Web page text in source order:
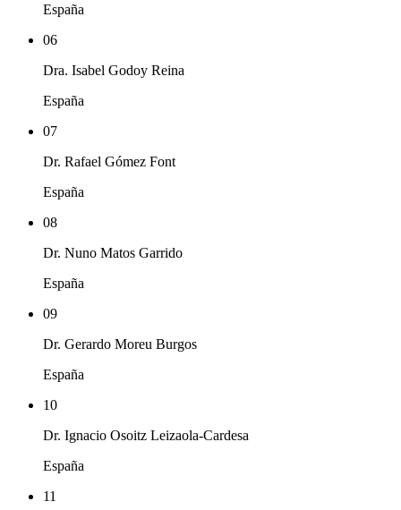
España
06
Dra. Isabel Godoy Reina
España
07
Dr. Rafael Gómez Font
España
08
Dr. Nuno Matos Garrido
España
09
Dr. Gerardo Moreu Burgos
España
10
Dr. Ignacio Osoitz Leizaola-Cardesa
España
11